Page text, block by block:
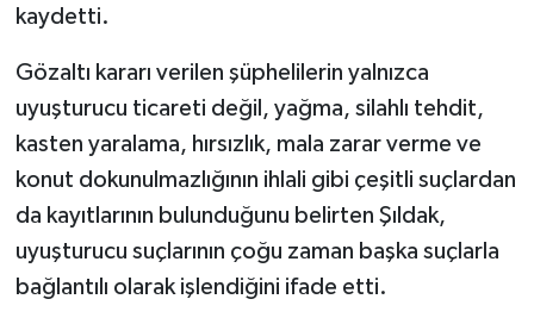
kaydetti.
Gözaltı kararı verilen şüphelilerin yalnızca
uyuşturucu ticareti değil, yağma, silahlı tehdit,
kasten yaralama, hırsızlık, mala zarar verme ve
konut dokunulmazlığının ihlali gibi çeşitli suçlardan
da kayıtlarının bulunduğunu belirten Şıldak,
uyuşturucu suçlarının çoğu zaman başka suçlarla
bağlantılı olarak işlendiğini ifade etti.